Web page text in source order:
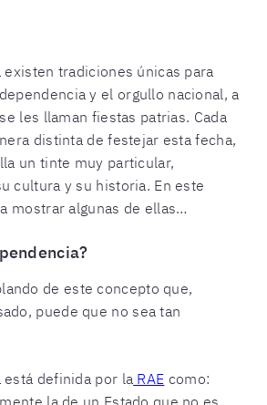
existen tradiciones únicas para
y el orgullo nacional, a
les llaman fiestas patrias. Cada
distinta de festejar esta fecha,
un tinte muy particular,
cultura y su historia. En este
mostrar algunas de ellas…
de este concepto que,
puede que no sea tan
definida por la RAE como:
la de un Estado que no es